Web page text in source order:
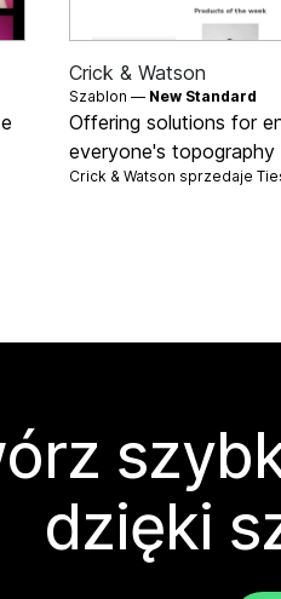
Crick & Watson
Szablon — New Standard
Offering solutions for
everyone's topography
Crick & Watson sprzedaje
dzięki